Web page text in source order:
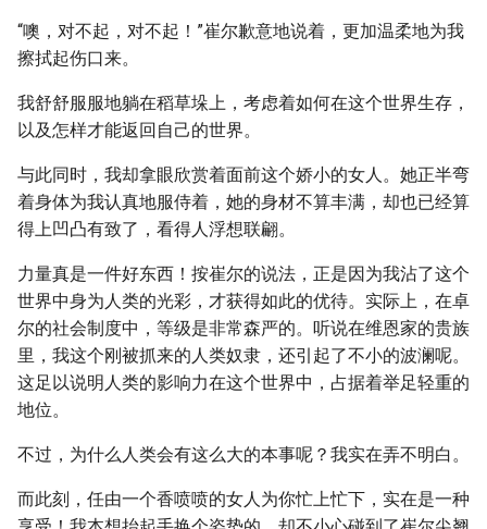
“噢，对不起，对不起！”崔尔歉意地说着，更加温柔地为我
擦拭起伤口来。
我舒舒服服地躺在稻草垛上，考虑着如何在这个世界生存，
以及怎样才能返回自己的世界。
与此同时，我却拿眼欣赏着面前这个娇小的女人。她正半弯
着身体为我认真地服侍着，她的身材不算丰满，却也已经算
得上凹凸有致了，看得人浮想联翩。
力量真是一件好东西！按崔尔的说法，正是因为我沾了这个
世界中身为人类的光彩，才获得如此的优待。实际上，在卓
尔的社会制度中，等级是非常森严的。听说在维恩家的贵族
里，我这个刚被抓来的人类奴隶，还引起了不小的波澜呢。
这足以说明人类的影响力在这个世界中，占据着举足轻重的
地位。
不过，为什么人类会有这么大的本事呢？我实在弄不明白。
而此刻，任由一个香喷喷的女人为你忙上忙下，实在是一种